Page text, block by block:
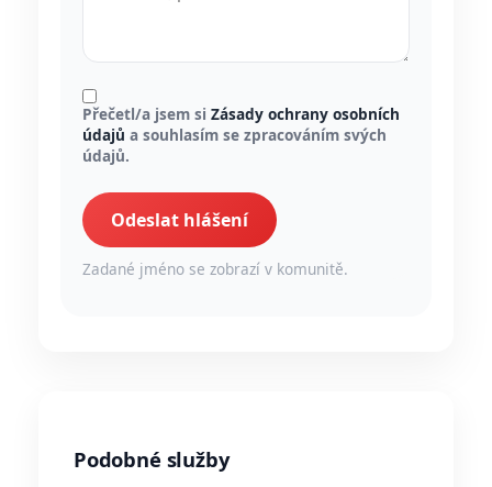
Přečetl/a jsem si Zásady ochrany osobních
údajů a souhlasím se zpracováním svých
údajů.
Odeslat hlášení
Zadané jméno se zobrazí v komunitě.
Podobné služby